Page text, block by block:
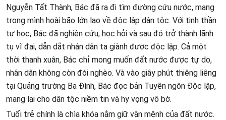
Nguyễn Tất Thành, Bác đã ra đi tìm đường cứu nước, mang
trong mình hoài bão lớn lao về độc lập dân tộc. Với tinh thần
tự học, Bác đã nghiên cứu, học hỏi và sau đó trở thành lãnh
tụ vĩ đại, dẫn dắt nhân dân ta giành được độc lập. Cả một
thời thanh xuân, Bác chỉ mong muốn đất nước được tự do,
nhân dân không còn đói nghèo. Và vào giây phút thiêng liêng
tại Quảng trường Ba Đình, Bác đọc bản Tuyên ngôn Độc lập,
mang lại cho dân tộc niềm tin và hy vọng vô bờ.
Tuổi trẻ chính là chìa khóa nắm giữ vận mệnh của đất nước.